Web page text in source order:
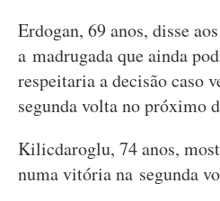
Erdogan, 69 anos, disse
a madrugada que ainda
respeitaria a decisão caso
segunda volta no próximo
Kilicdaroglu, 74 anos,
numa vitória na segunda